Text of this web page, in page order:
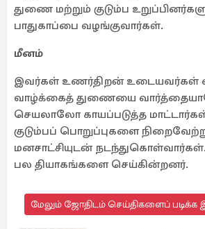
துணை மற்றும் குடும்ப
பாதுகாப்பை வழங்குவார்கள்.
மீனம்
இவர்கள் உணர்திறன் உடையவர்கள்
வாழ்க்கைத் துணையை
செயலாலோ காயப்படுத்த
குடும்பப் பொறுப்புகளை
மனசாட்சியுடன் நடந்துகொள்வார்கள்.
பல தியாகங்களை செய்கின்றனர்.
மேலும் ஜோதிடம் செய்திகளைப் படிக்க